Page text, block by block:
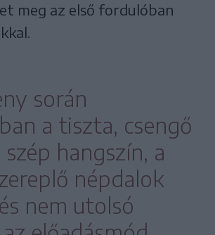
meg az első fordulóban
során
a tiszta, csengő
szép hangszín, a
népdalok
nem utolsó